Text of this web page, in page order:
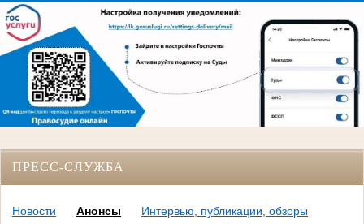
ПРЕСС-СЛУЖБА
Новости Анонсы
Интервью, публикации, обзоры